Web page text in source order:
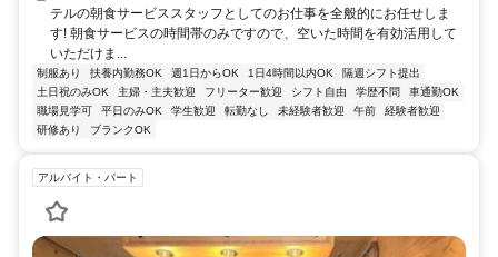
テルの朝食サービススタッフとしてのお仕事を全般的にお任せしま
す! 朝食サービスの時間帯のみですので、空いた時間を有効活用して
いただけま...
制服あり 扶養内勤務OK 週1日からOK 1日4時間以内OK
隔週シフト提出
土日祝のみOK
主婦・主夫歓迎 フリーター歓迎 シフト自由 学歴不問
車通勤OK
職場見学可
平日のみOK 学生歓迎 転勤なし 未経験者歓迎 午前
経験者歓迎
研修あり
ブランクOK
アルバイト・パート